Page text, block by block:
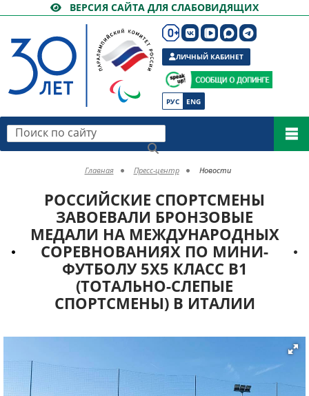
ВЕРСИЯ САЙТА ДЛЯ СЛАБОВИДЯЩИХ
РУС ENG
ЛИЧНЫЙ КАБИНЕТ
Поиск по сайту
Главная Пресс-центр Новости
РОССИЙСКИЕ СПОРТСМЕНЫ
ЗАВОЕВАЛИ БРОНЗОВЫЕ
МЕДАЛИ НА МЕЖДУНАРОДНЫХ
СОРЕВНОВАНИЯХ ПО МИНИ-
ФУТБОЛУ 5Х5 КЛАСС В1
(ТОТАЛЬНО-СЛЕПЫЕ
СПОРТСМЕНЫ) В ИТАЛИИ